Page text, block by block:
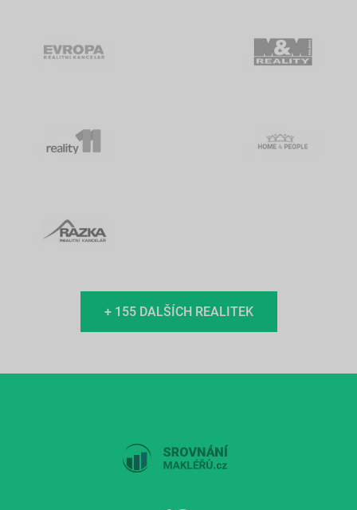
+ 155 DALŠÍCH REALITEK